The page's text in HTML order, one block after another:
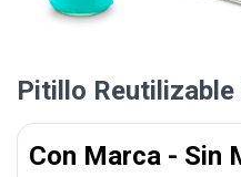
Pitillo
Con Marca - Sin